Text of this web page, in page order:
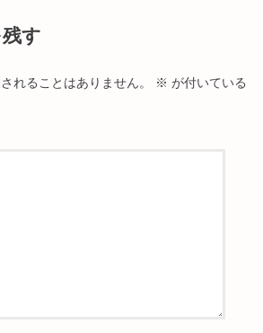
す
れることはありません。 ※ が付いている